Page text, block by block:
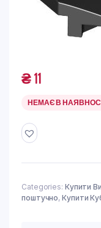
₴11
НЕМАЄ В
Categories: Купити
поштучно,Купити